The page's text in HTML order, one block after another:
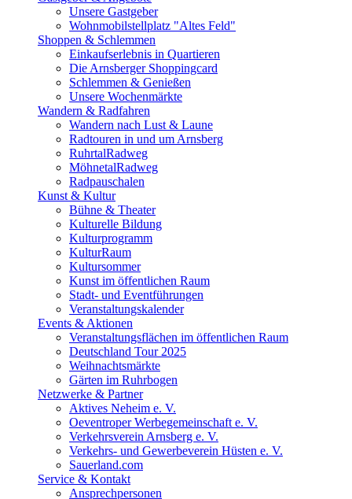
Unsere Gastgeber
Wohnmobilstellplatz "Altes Feld"
Shoppen & Schlemmen
Einkaufserlebnis in Quartieren
Die Arnsberger Shoppingcard
Schlemmen & Genießen
Unsere Wochenmärkte
Wandern & Radfahren
Wandern nach Lust & Laune
Radtouren in und um Arnsberg
RuhrtalRadweg
MöhnetalRadweg
Radpauschalen
Kunst & Kultur
Bühne & Theater
Kulturelle Bildung
Kulturprogramm
KulturRaum
Kultursommer
Kunst im öffentlichen Raum
Stadt- und Eventführungen
Veranstaltungskalender
Events & Aktionen
Veranstaltungsflächen im öffentlichen Raum
Deutschland Tour 2025
Weihnachtsmärkte
Gärten im Ruhrbogen
Netzwerke & Partner
Aktives Neheim e. V.
Oeventroper Werbegemeinschaft e. V.
Verkehrsverein Arnsberg e. V.
Verkehrs- und Gewerbeverein Hüsten e. V.
Sauerland.com
Service & Kontakt
Ansprechpersonen